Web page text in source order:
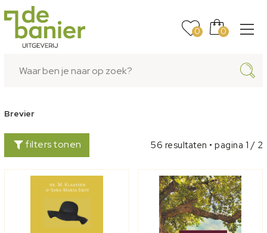
0 0
Brevier
filters tonen 56 resultaten • pagina 1 / 2